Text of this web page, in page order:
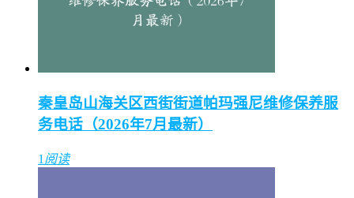
秦皇岛山海关区西街街道帕玛强尼维修保养服
务电话（2026年7月最新）
1 阅读